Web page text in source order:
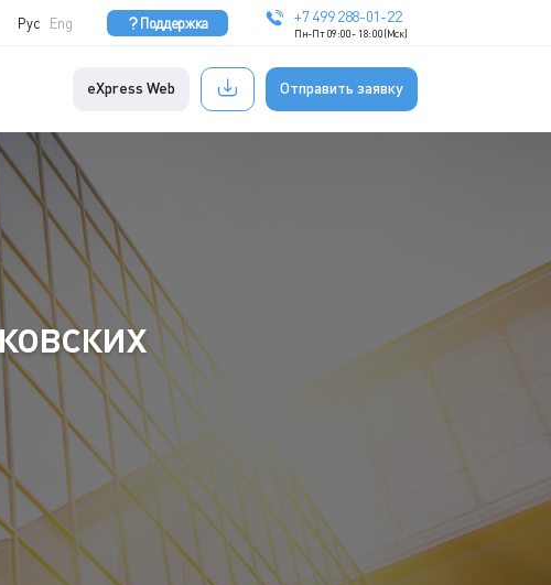
Поддержка +7 499 288-01-22
Пн-Пт 09:00 - 18:00 (Мск)
Рус Eng
eXpress Web Отправить заявку